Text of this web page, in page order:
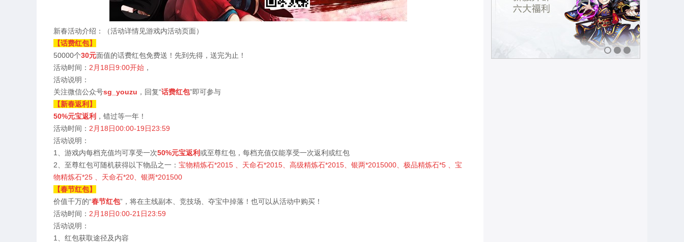
新春活动介绍：（活动详情见游戏内活动页面）
【话费红包】
50000个30元面值的话费红包免费送！先到先得，送完为止！
活动时间： 2月18日9:00开始 ，
活动说明：
关注微信公众号sg_youzu ，回复“话费红包”即可参与
【新春返利】
50%元宝返利 ，错过等一年！
活动时间： 2月18日00:00-19日23:59
活动说明：
1、游戏内每档充值均可享受一次50%元宝返利或至尊红包，每档充值仅能享受一次返利或红包
2、至尊红包可随机获得以下物品之一： 宝物精炼石*2015 、天命石*2015、高级精炼石*2015、银两*2015000、极品精炼石*5 、宝
物精炼石*25 、天命石*20、银两*201500
【春节红包】
价值千万的“春节红包”，将在主线副本、竞技场、夺宝中掉落！也可以从活动中购买！
活动时间： 2月18日0:00-21日23:59
活动说明：
1、红包获取途径及内容